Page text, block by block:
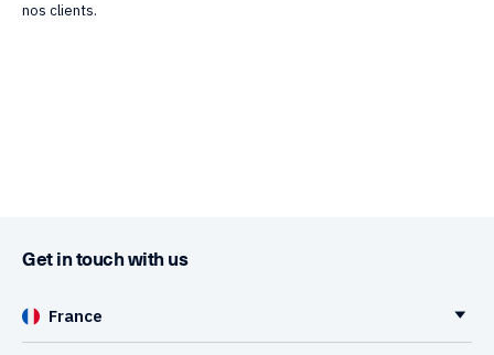
nos clients.
Get in touch with us
France